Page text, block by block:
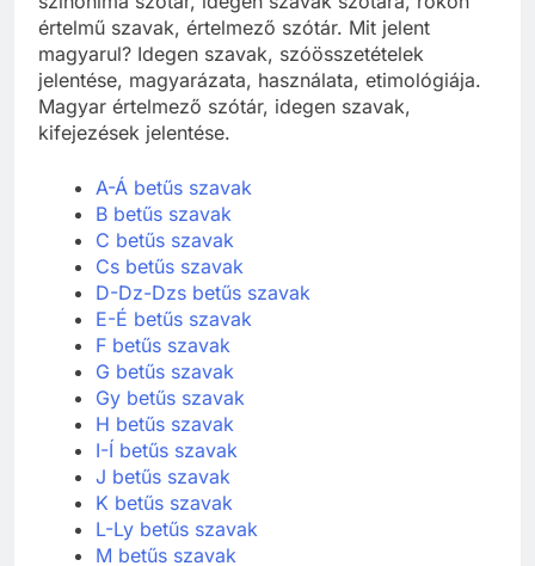
értelmű szavak, értelmező szótár. Mit jelent
magyarul? Idegen szavak, szóösszetételek
jelentése, magyarázata, használata, etimológiája.
Magyar értelmező szótár, idegen szavak,
kifejezések jelentése.
A-Á betűs szavak
B betűs szavak
C betűs szavak
Cs betűs szavak
D-Dz-Dzs betűs szavak
E-É betűs szavak
F betűs szavak
G betűs szavak
Gy betűs szavak
H betűs szavak
I-Í betűs szavak
J betűs szavak
K betűs szavak
L-Ly betűs szavak
M betűs szavak